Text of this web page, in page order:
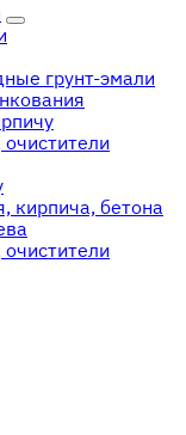
грунт-эмали
кирпича, бетона